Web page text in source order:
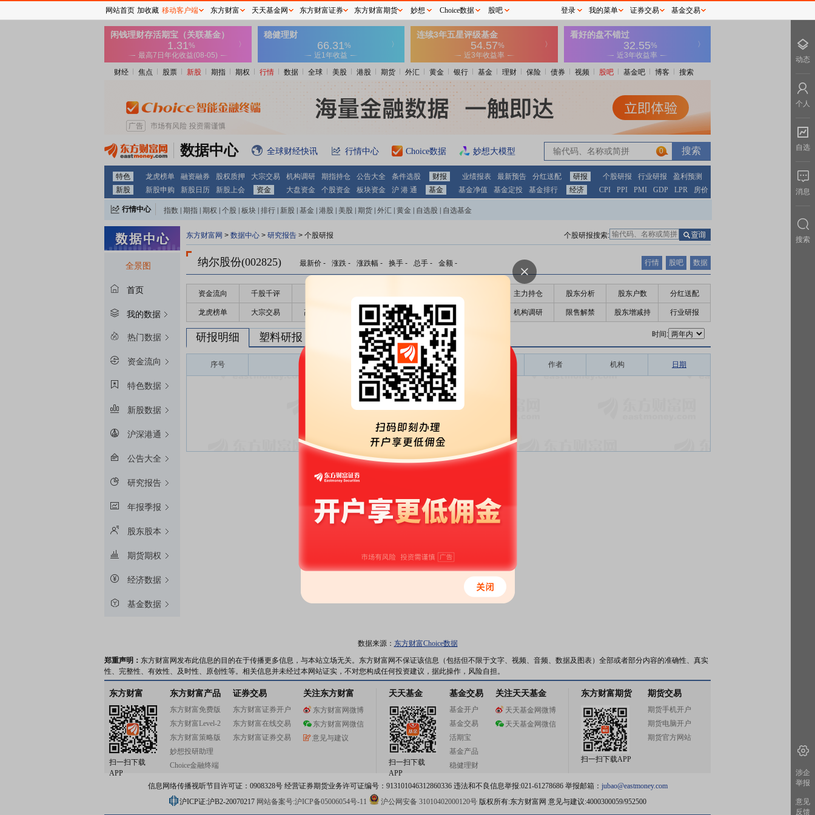
财经 焦点 股票 新股 期指 期权 行情 数据 全球 美股 港股 期货 外汇 黄金 银行 基金 理财 保险 债券 视频 股吧 基金吧 博客 搜索
数据中心 全球财经快讯 行情中心 Choice数据 妙想大模型 0
特色 龙虎榜单 融资融券 股权质押 大宗交易 机构调研 期指持仓 公告大全 条件选股 财报 业绩报表 最新预告 分红送配 研报 个股研报 行业研报
盈利预测
新股
新股申购 新股日历 新股上会 资金 大盘资金 个股资金 板块资金 沪 港 通 基金 基金净值 基金定投 基金排行 经济 CPI PPI PMI GDP LPR 房价
行情中心 指数 期指 期权 个股 板块 排行 新股 基金 港股 美股 期货 外汇 黄金 自选股 自选基金
全景图
首页
我的数据
热门数据
资金流向
特色数据
新股数据
沪深港通
公告大全
研究报告
年报季报
股东股本
期货期权
经济数据
基金数据
东方财富网 > 数据中心 > 研究报告 > 个股研报 个股研报搜索:
纳尔股份(002825) 最新价 - 涨跌 - 涨跌幅 - 换手 - 总手 - 金额 - 行情 股吧 数据
资金流向 千股千评 主力持仓 股东分析 股东户数 分红送配
龙虎榜单 大宗交易 高管持股 股东大会 个股研报 机构调研 限售解禁 股东增减持 行业研报
时间:
研报明细 塑料研报 塑料盈利预测
序号
东财
评级
作者 机构 日期
数据来源： 东方财富Choice数据
郑重声明： 东方财富网发布此信息的目的在于传播更多信息，与本站立场无关。东方财富网不保证该信息（包括但不限于文字、视频、音频、数据及图表）全部或者部分内容的准确性、真实
性、完整性、有效性、及时性、原创性等。相关信息并未经过本网站证实，不对您构成任何投资建议，据此操作，风险自担。
东方财富
扫一扫下载
APP
东方财富产品
东方财富免费版
东方财富Level-2
东方财富策略版
妙想投研助理
Choice金融终端
证券交易
东方财富证券开户
东方财富在线交易
东方财富证券交易
关注东方财富
东方财富网微博
东方财富网微信
意见与建议
天天基金
扫一扫下载
APP
基金交易
基金开户
基金交易
活期宝
基金产品
稳健理财
关注天天基金
天天基金网微博
天天基金网微信
东方财富期货
扫一扫下载APP
期货交易
期货手机开户
期货电脑开户
期货官方网站
信息网络传播视听节目许可证：0908328号 经营证券期货业务许可证编号：913101046312860336 违法和不良信息举报:021-61278686 举报邮箱： jubao@eastmoney.com
沪ICP证:沪B2-20070217 网站备案号:沪ICP备05006054号-11 沪公网安备 31010402000120号版权所有:东方财富网 意见与建议:4000300059/952500
网站首页 加收藏 移动客户端 东方财富 天天基金网 东方财富证券 东方财富期货 妙想 Choice数据 股吧 登录 我的菜单 证券交易 基金交易
动态
个人
自选
消息
搜索
涉企
举报
意见
反馈